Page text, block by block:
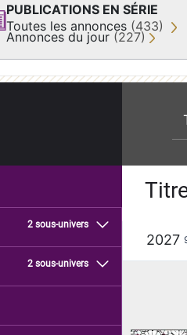
PUBLICATIONS EN SÉRIE
Toutes les annonces (433)
Annonces du jour (227)
2 sous-univers
2 sous-univers
2027